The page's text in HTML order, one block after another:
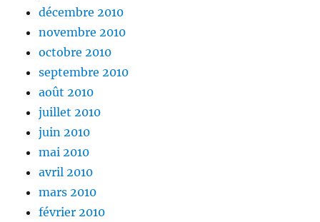
décembre 2010
novembre 2010
octobre 2010
septembre 2010
août 2010
juillet 2010
juin 2010
mai 2010
avril 2010
mars 2010
février 2010